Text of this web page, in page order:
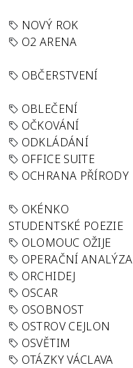
NOVÝ ROK
O2 ARENA
OBČERSTVENÍ
OBLEČENÍ
OČKOVÁNÍ
ODKLÁDÁNÍ
OFFICE SUITE
OCHRANA PŘÍRODY
OKÉNKO
STUDENTSKÉ POEZIE
OLOMOUC OŽIJE
OPERAČNÍ ANALÝZA
ORCHIDEJ
OSCAR
OSOBNOST
OSTROV CEJLON
OSVĚTIM
OTÁZKY VÁCLAVA